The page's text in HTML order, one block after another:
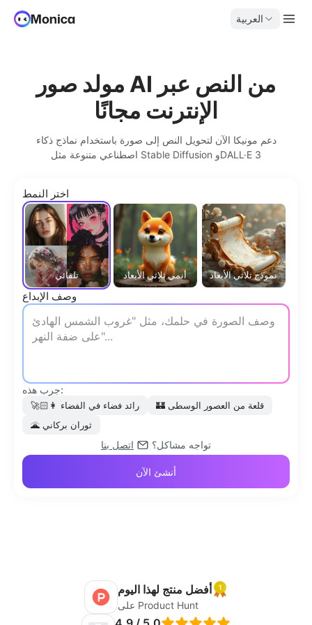
العربية
مولد صور AI من النص عبر
الإنترنت مجانًا
دعم مونيكا الآن لتحويل النص إلى صورة باستخدام نماذج ذكاء
اصطناعي متنوعة مثل Stable Diffusion وDALL·E 3
اختر النمط
تلقائي أنمي ثلاثي الأبعاد نموذج ثلاثي الأبعاد
وصف الإبداع
جرب هذه:
👩🏻‍🚀 رائد فضاء في الفضاء 🏰 قلعة من العصور الوسطى
🌋 ثوران بركاني
تواجه مشاكل؟ اتصل بنا
أنشئ الآن
أفضل منتج لهذا اليوم
على Product Hunt